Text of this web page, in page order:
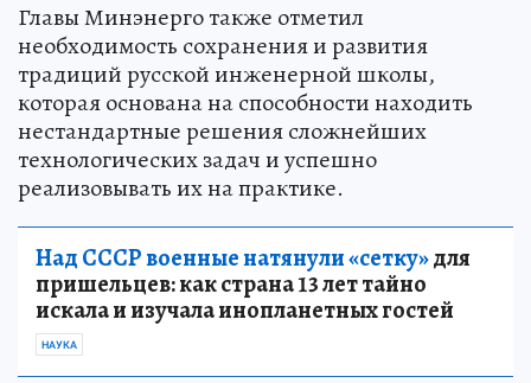
Главы Минэнерго также отметил
необходимость сохранения и развития
традиций русской инженерной школы,
которая основана на способности находить
нестандартные решения сложнейших
технологических задач и успешно
реализовывать их на практике.
Над СССР военные натянули «сетку»для
пришельцев: как страна 13 лет тайно
искала и изучала инопланетных гостей
НАУКА